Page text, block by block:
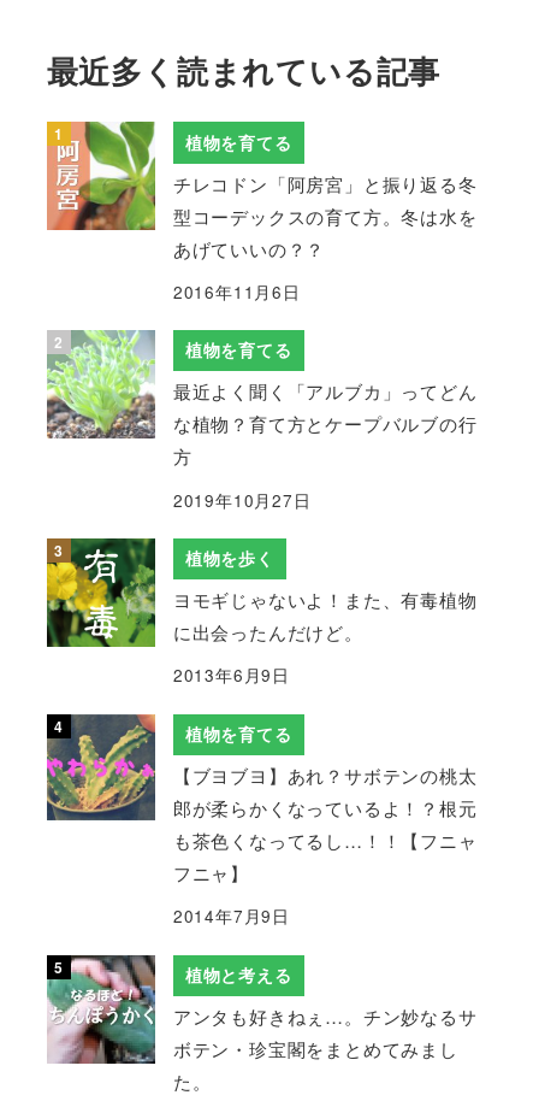
最近多く読まれている記事
植物を育てる
チレコドン「阿房宮」と振り返る冬
型コーデックスの育て方。冬は水を
あげていいの？？
2016年11月6日
植物を育てる
最近よく聞く「アルブカ」ってどん
な植物？育て方とケープバルブの行
方
2019年10月27日
植物を歩く
ヨモギじゃないよ！また、有毒植物
に出会ったんだけど。
2013年6月9日
植物を育てる
【ブヨブヨ】あれ？サボテンの桃太
郎が柔らかくなっているよ！？根元
も茶色くなってるし…！！【フニャ
フニャ】
2014年7月9日
植物と考える
アンタも好きねぇ…。チン妙なるサ
ボテン・珍宝閣をまとめてみまし
た。